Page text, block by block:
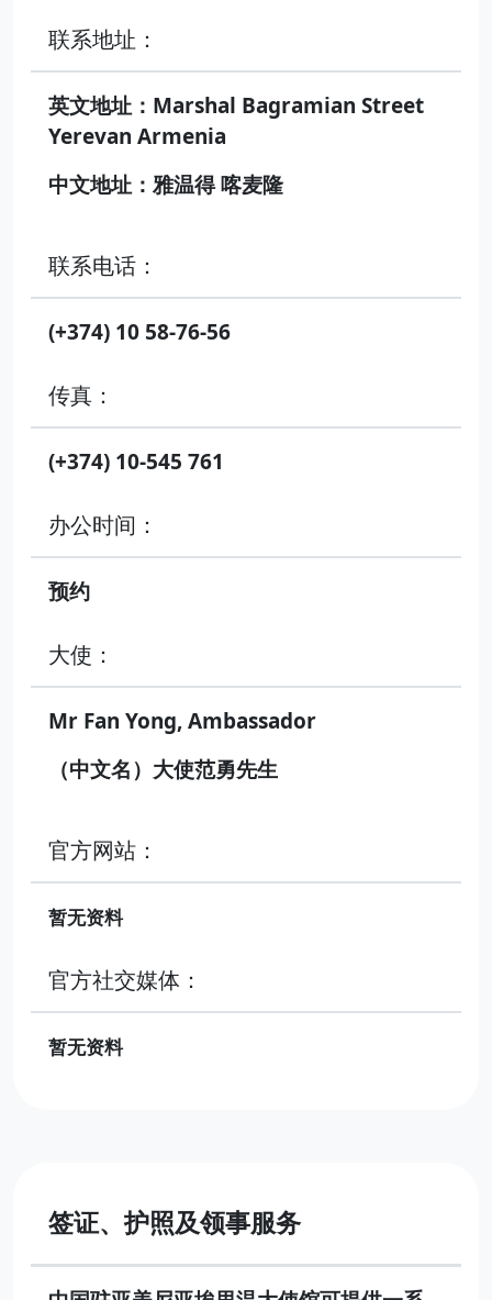
联系地址：
英文地址：Marshal Bagramian Street
Yerevan Armenia
中文地址：雅温得 喀麦隆
联系电话：
(+374) 10 58-76-56
传真：
(+374) 10-545 761
办公时间：
预约
大使：
Mr Fan Yong, Ambassador
（中文名）大使范勇先生
官方网站：
暂无资料
官方社交媒体：
暂无资料
签证、护照及领事服务